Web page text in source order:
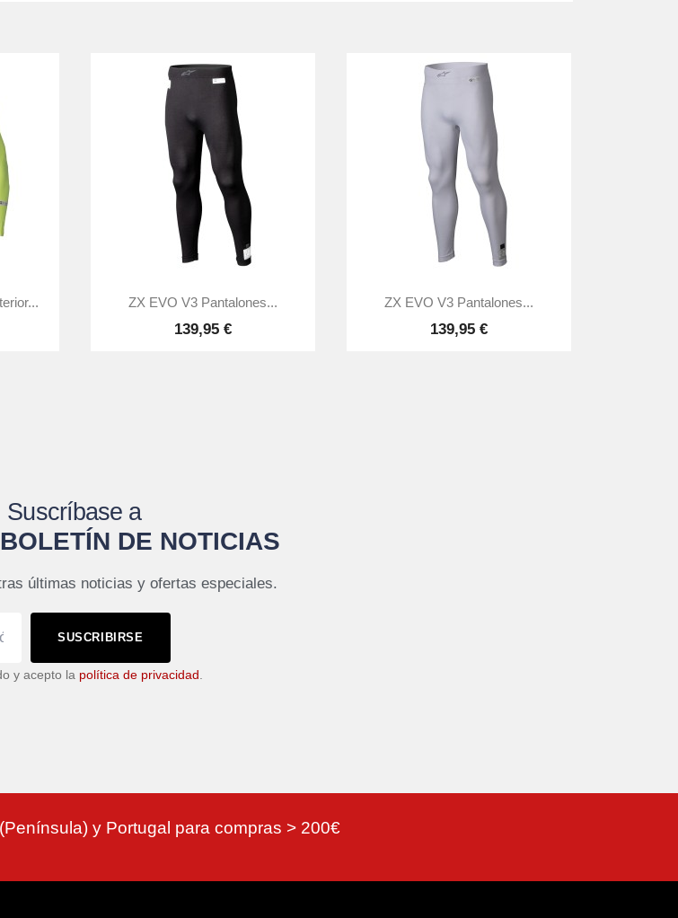
Vista rápida
ZX EVO V3 Pantalones...
139,95 €
Vista rápida
ZX EVO V3 Pantalones...
139,95 €
Suscríbase a
DE NOTICIAS
últimas noticias y ofertas especiales.
SUSCRIBIRSE
y acepto la política de privacidad
y Portugal para compras > 200€